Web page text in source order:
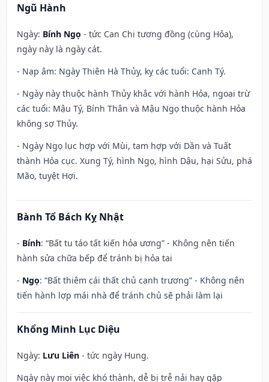
Ngũ Hành
Ngày: Bính Ngọ - tức Can Chi tương đồng (cùng Hỏa),
ngày này là ngày cát.
- Nạp âm: Ngày Thiên Hà Thủy, kỵ các tuổi: Canh Tý.
- Ngày này thuộc hành Thủy khắc với hành Hỏa, ngoại trừ
các tuổi: Mậu Tý, Bính Thân và Mậu Ngọ thuộc hành Hỏa
không sợ Thủy.
- Ngày Ngọ lục hợp với Mùi, tam hợp với Dần và Tuất
thành Hỏa cục. Xung Tý, hình Ngọ, hình Dậu, hại Sửu, phá
Mão, tuyệt Hợi.
Bành Tổ Bách Kỵ Nhật
- Bính: “Bất tu táo tất kiến hỏa ương” - Không nên tiến
hành sửa chữa bếp để tránh bị hỏa tai
- Ngọ: “Bất thiêm cái thất chủ canh trương” - Không nên
tiến hành lợp mái nhà để tránh chủ sẽ phải làm lại
Khổng Minh Lục Diệu
Ngày: Lưu Liên - tức ngày Hung.
Ngày này mọi việc khó thành, dễ bị trễ nải hay gặp